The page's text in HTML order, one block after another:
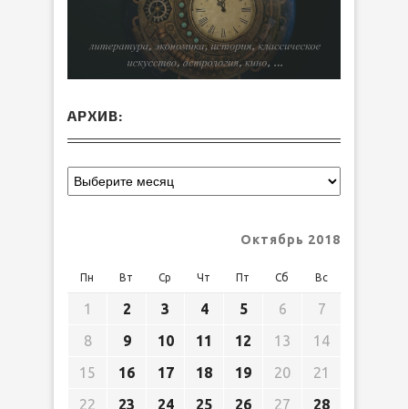
АРХИВ:
Октябрь 2018
Пн Вт Ср Чт Пт Сб Вс
1 2 3 4 5 6
7
8
9 10 11 12 13
14
15
16 17 18 19 20
21
22
23 24 25 26 27
28